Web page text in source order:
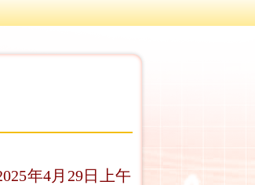
年4月29日上午